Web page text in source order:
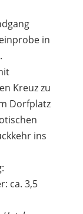
in
Kreuz zu
Dorfplatz
ins
ca. 3,5